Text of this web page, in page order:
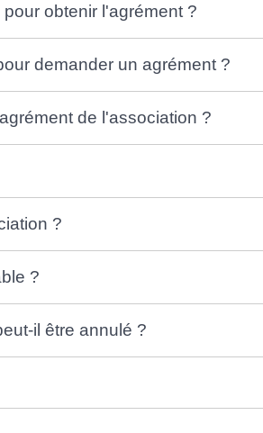
obtenir l'agrément ?
demander un agrément ?
de l'association ?
?
?
il être annulé ?